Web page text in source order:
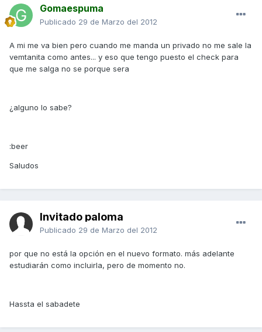
Gomaespuma
Publicado 29 de Marzo del 2012
A mi me va bien pero cuando me manda un privado no me sale la
vemtanita como antes... y eso que tengo puesto el check para
que me salga no se porque sera
¿alguno lo sabe?
:beer
Saludos
Invitado paloma
Publicado 29 de Marzo del 2012
por que no está la opción en el nuevo formato. más adelante
estudiarán como incluirla, pero de momento no.
Hassta el sabadete